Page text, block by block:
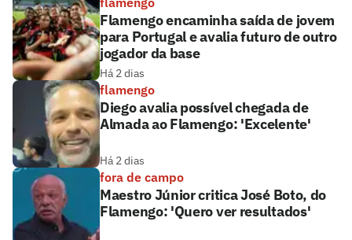
Flamengo encaminha saída de jovem
para Portugal e avalia futuro de outro
jogador da base
Há 2 dias
flamengo
Diego avalia possível chegada de
Almada ao Flamengo: 'Excelente'
Há 2 dias
fora de campo
Maestro Júnior critica José Boto, do
Flamengo: 'Quero ver resultados'